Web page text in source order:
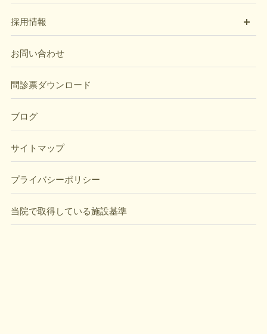
採用情報
お問い合わせ
問診票ダウンロード
ブログ
サイトマップ
プライバシーポリシー
当院で取得している施設基準